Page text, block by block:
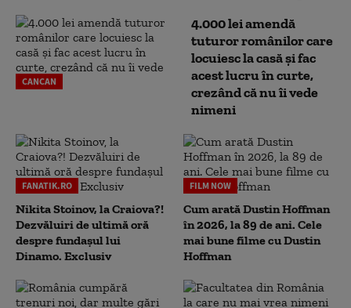
CANCAN
4.000 lei amendă
tuturor românilor care
locuiesc la casă și fac
acest lucru în curte,
crezând că nu îi vede
nimeni
FANATIK.RO
Nikita Stoinov, la Craiova?!
Dezvăluiri de ultimă oră
despre fundașul lui
Dinamo. Exclusiv
FILM NOW
Cum arată Dustin Hoffman
în 2026, la 89 de ani. Cele
mai bune filme cu Dustin
Hoffman